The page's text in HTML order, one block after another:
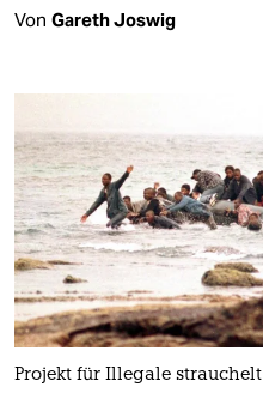
Von Gareth Joswig
Projekt für Illegale strauchelt